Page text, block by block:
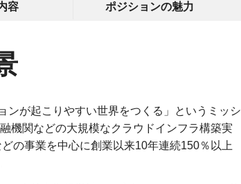
容 ポジションの魅力
ンが起こりやすい世界をつくる」というミッシ
機関などの大規模なクラウドインフラ構築実
の事業を中心に創業以来10年連続150％以上